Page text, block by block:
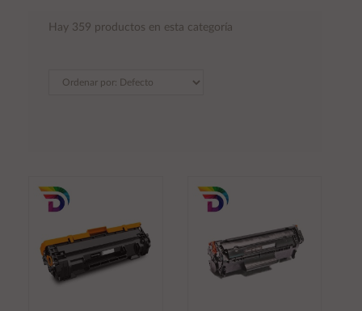
Hay 359 productos en esta categoría